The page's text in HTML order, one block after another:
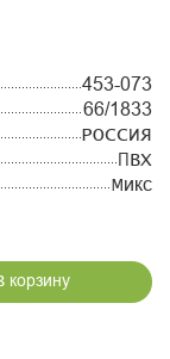
453-073
66/1833
РОССИЯ
ПВХ
Микс
корзину